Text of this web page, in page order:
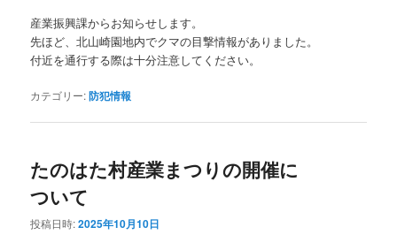
産業振興課からお知らせします。
先ほど、北山崎園地内でクマの目撃情報がありました。
付近を通行する際は十分注意してください。
カテゴリー:防犯情報
たのはた村産業まつりの開催に
ついて
投稿日時:2025年10月10日